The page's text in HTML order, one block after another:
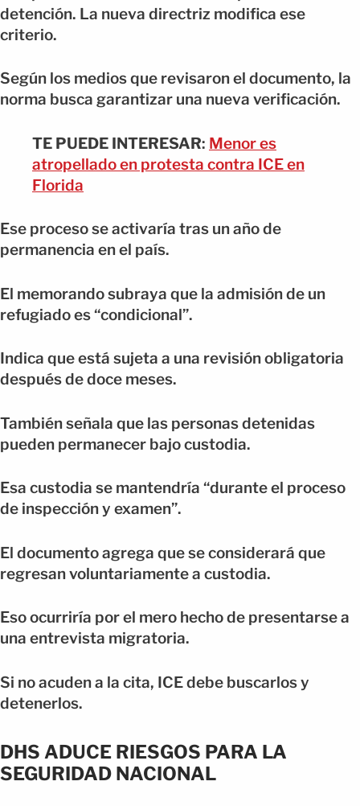
detención. La nueva directriz modifica ese
criterio.
Según los medios que revisaron el documento, la
norma busca garantizar una nueva verificación.
TE PUEDE INTERESAR: Menor es
atropellado en protesta contra ICE en
Florida
Ese proceso se activaría tras un año de
permanencia en el país.
El memorando subraya que la admisión de un
refugiado es “condicional”.
Indica que está sujeta a una revisión obligatoria
después de doce meses.
También señala que las personas detenidas
pueden permanecer bajo custodia.
Esa custodia se mantendría “durante el proceso
de inspección y examen”.
El documento agrega que se considerará que
regresan voluntariamente a custodia.
Eso ocurriría por el mero hecho de presentarse a
una entrevista migratoria.
Si no acuden a la cita, ICE debe buscarlos y
detenerlos.
DHS ADUCE RIESGOS PARA LA
SEGURIDAD NACIONAL